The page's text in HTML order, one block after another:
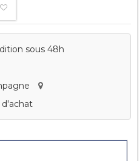
sous 48h
d'achat